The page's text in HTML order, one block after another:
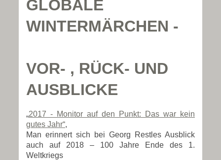
GLOBALE
WINTERMÄRCHEN -
VOR- , RÜCK- UND
AUSBLICKE
„2017 - Monitor auf den Punkt: Das war kein
gutes Jahr“,
Man erinnert sich bei Georg Restles Ausblick
auch auf 2018 – 100 Jahre Ende des 1.
Weltkriegs